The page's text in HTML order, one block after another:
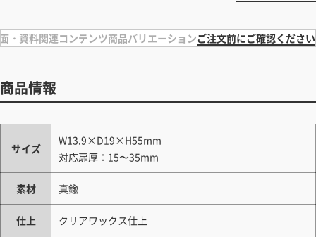
・資料関連コンテンツ商品バリエーションご注文前にご確認ください
商品情報
サイズ
W13.9×D19×H55mm
対応扉厚：15〜35mm
素材 真鍮
仕上 クリアワックス仕上